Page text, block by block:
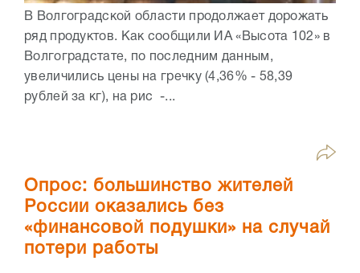
В Волгоградской области продолжает дорожать
ряд продуктов. Как сообщили ИА «Высота 102» в
Волгоградстате, по последним данным,
увеличились цены на гречку (4,36% - 58,39
рублей за кг), на рис -...
Опрос: большинство жителей
России оказались без
«финансовой подушки» на случай
потери работы